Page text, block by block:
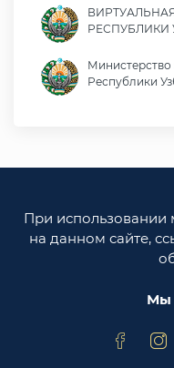
РЕСПУБЛИКИ
Республики
Узбекистан
торговая
При использовании
на данном сайте,
Мы